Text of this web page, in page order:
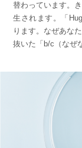
替わっています。
生されます。「
ります。なぜあな
抜いた「b/c（なぜ